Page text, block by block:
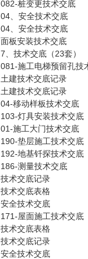
082-桩变更技术交底
04、安全技术交底
04、安全技术交底
面板安装技术交底
7、技术交底（23套）
081-施工电梯预留孔技
土建技术交底记录
土建技术交底记录
04-移动样板技术交底
103-灯具安装技术交底
01-施工大门技术交底
190-垫层施工技术交底
192-地基钎探技术交底
186-测量技术交底
技术交底记录
技术交底表格
安全技术交底
171-屋面施工技术交底
技术交底表格
技术交底记录
安全技术交底